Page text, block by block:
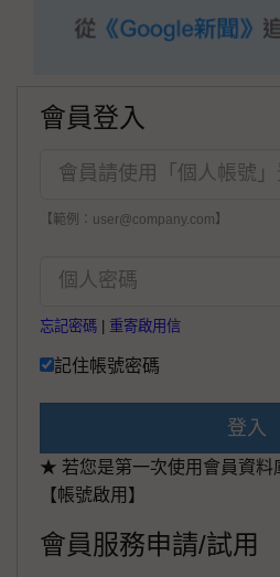
會員登入
【範例：user@company.com】
忘記密碼 重寄啟用信
記住帳號密碼
登入
★ 若您是第一次使用會員資料
【帳號啟用】
會員服務申請/試用